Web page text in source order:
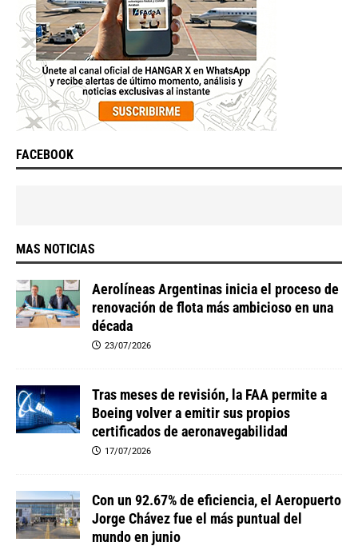
FACEBOOK
MAS NOTICIAS
Aerolíneas Argentinas inicia el proceso de
renovación de flota más ambicioso en una
década
23/07/2026
Tras meses de revisión, la FAA permite a
Boeing volver a emitir sus propios
certificados de aeronavegabilidad
17/07/2026
Con un 92.67% de eficiencia, el Aeropuerto
Jorge Chávez fue el más puntual del
mundo en junio